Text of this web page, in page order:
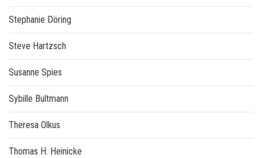
Stephanie Döring
Steve Hartzsch
Susanne Spies
Sybille Bultmann
Theresa Olkus
Thomas H. Heinicke